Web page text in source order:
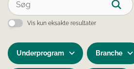
Vis kun eksakte resultater
Underprogram Branche